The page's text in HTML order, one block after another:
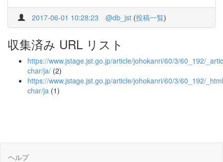
2017-06-01 10:28:23 @db_jst (投稿一覧)
収集済み URL リスト
https://www.jstage.jst.go.jp/article/johokanri/60/3/60_192/
char/ja/ (2)
https://www.jstage.jst.go.jp/article/johokanri/60/3/60_192/
char/ja (1)
ヘルプ